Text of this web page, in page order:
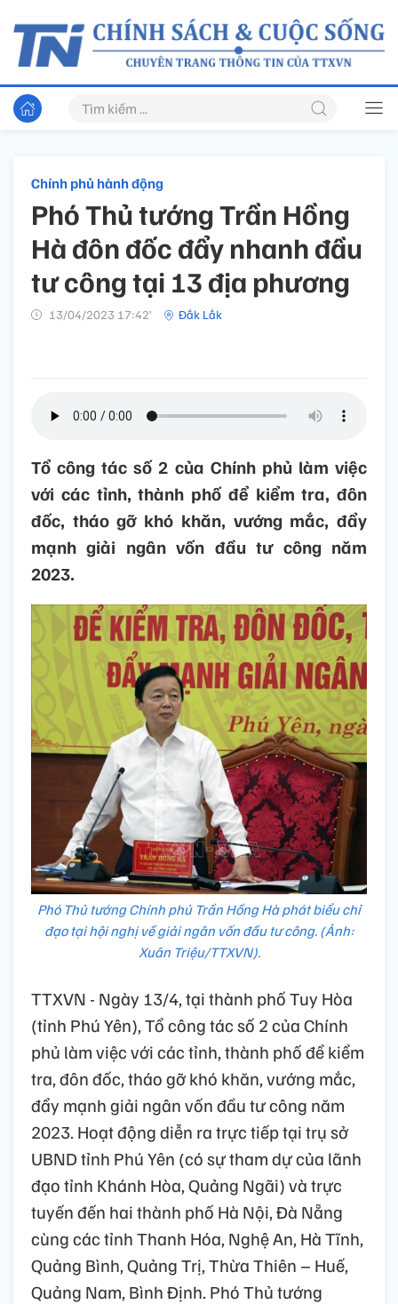
Chính phủ hành động
Phó Thủ tướng Trần Hồng
Hà đôn đốc đẩy nhanh đầu
tư công tại 13 địa phương
13/04/2023 17:42’ Đắk Lắk
Tổ công tác số 2 của Chính phủ làm việc
với các tỉnh, thành phố để kiểm tra, đôn
đốc, tháo gỡ khó khăn, vướng mắc, đẩy
mạnh giải ngân vốn đầu tư công năm
2023.
Phó Thủ tướng Chính phủ Trần Hồng Hà phát biểu chỉ
đạo tại hội nghị về giải ngân vốn đầu tư công. (Ảnh:
Xuân Triệu/TTXVN).
TTXVN - Ngày 13/4, tại thành phố Tuy Hòa
(tỉnh Phú Yên), Tổ công tác số 2 của Chính
phủ làm việc với các tỉnh, thành phố để kiểm
tra, đôn đốc, tháo gỡ khó khăn, vướng mắc,
đẩy mạnh giải ngân vốn đầu tư công năm
2023. Hoạt động diễn ra trực tiếp tại trụ sở
UBND tỉnh Phú Yên (có sự tham dự của lãnh
đạo tỉnh Khánh Hòa, Quảng Ngãi) và trực
tuyến đến hai thành phố Hà Nội, Đà Nẵng
cùng các tỉnh Thanh Hóa, Nghệ An, Hà Tĩnh,
Quảng Bình, Quảng Trị, Thừa Thiên – Huế,
Quảng Nam, Bình Định. Phó Thủ tướng